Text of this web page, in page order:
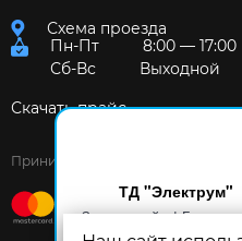
ТД "Электрум"
Здравствуйте! Готов
Схема проезда
Пн-Пт
8:00 — 17:00
Сб-Вс
Выходной
Скачать прайс
Принимаем к оплате: